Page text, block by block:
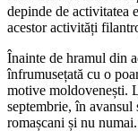
depinde de activitatea
acestor activități
Înainte de hramul din
înfrumusețată cu o
motive moldovenești.
septembrie, în
romașcani și nu